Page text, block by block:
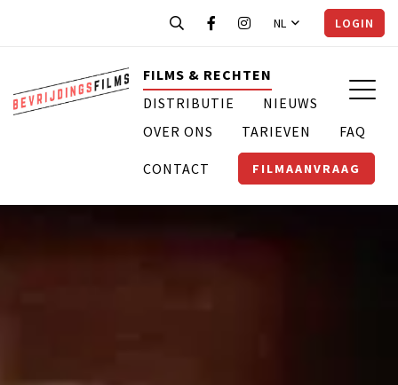
NL LOGIN
FILMS & RECHTEN
DISTRIBUTIE
NIEUWS
OVER ONS
TARIEVEN FAQ
CONTACT FILMAANVRAAG